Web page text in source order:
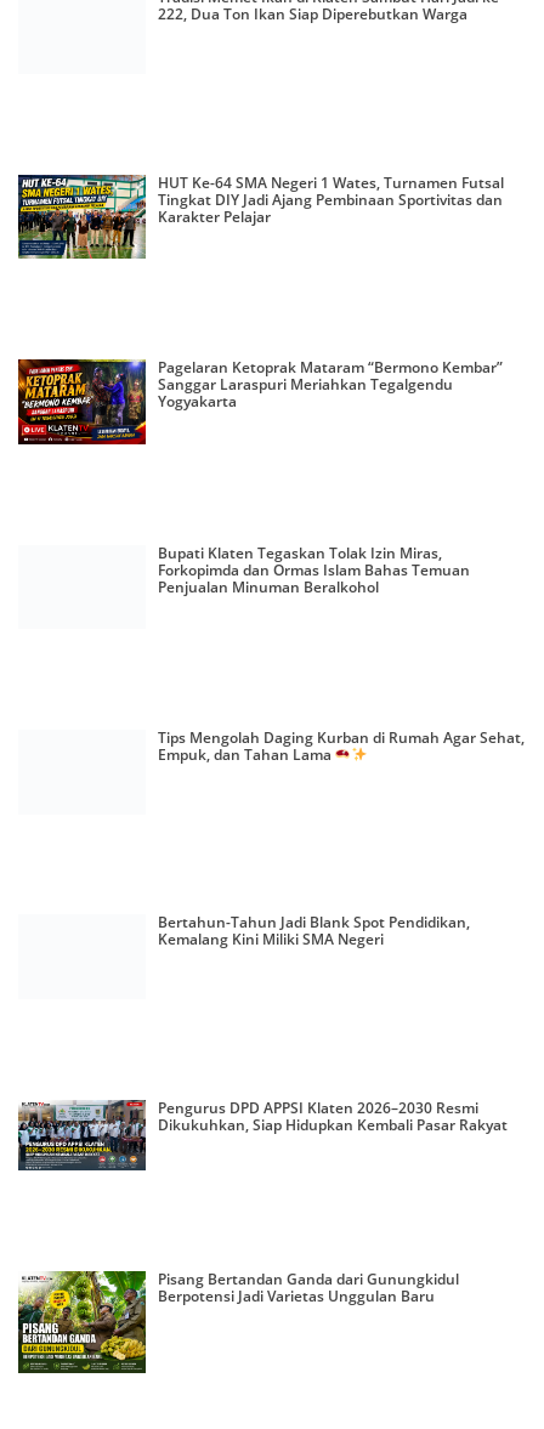
222, Dua Ton Ikan Siap Diperebutkan Warga
HUT Ke-64 SMA Negeri 1 Wates, Turnamen Futsal
Tingkat DIY Jadi Ajang Pembinaan Sportivitas dan
Karakter Pelajar
Pagelaran Ketoprak Mataram “Bermono Kembar”
Sanggar Laraspuri Meriahkan Tegalgendu
Yogyakarta
Bupati Klaten Tegaskan Tolak Izin Miras,
Forkopimda dan Ormas Islam Bahas Temuan
Penjualan Minuman Beralkohol
Tips Mengolah Daging Kurban di Rumah Agar Sehat,
Empuk, dan Tahan Lama
Bertahun-Tahun Jadi Blank Spot Pendidikan,
Kemalang Kini Miliki SMA Negeri
Pengurus DPD APPSI Klaten 2026–2030 Resmi
Dikukuhkan, Siap Hidupkan Kembali Pasar Rakyat
Pisang Bertandan Ganda dari Gunungkidul
Berpotensi Jadi Varietas Unggulan Baru